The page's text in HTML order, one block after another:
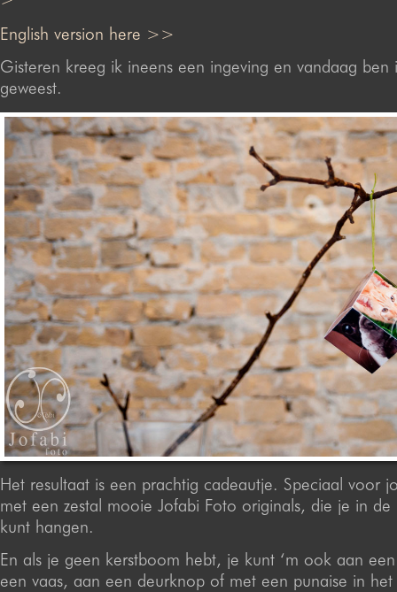
English version here >>
Gisteren kreeg ik ineens een ingeving en vandaag ben
geweest.
Het resultaat is een prachtig cadeautje. Speciaal voor
met een zestal mooie Jofabi Foto originals, die je in de
kunt hangen.
En als je geen kerstboom hebt, je kunt ‘m ook aan
een vaas, aan een deurknop of met een punaise in